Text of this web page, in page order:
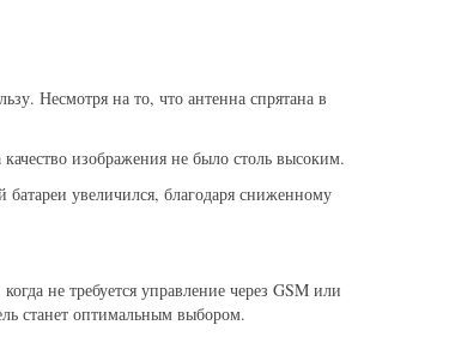
Несмотря на то, что антенна спрятана в
изображения не было столь высоким.
увеличился, благодаря сниженному
не требуется управление через GSM или
станет оптимальным выбором.